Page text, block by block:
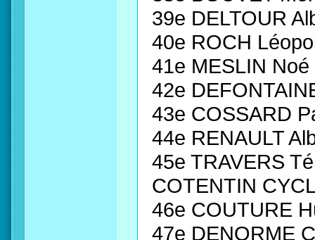
39e DELTOUR
40e ROCH
41e MESLIN
42e
43e COSSARD
44e RENAULT
45e TRAVERS
COTENTIN
46e COUTURE
47e DENORME